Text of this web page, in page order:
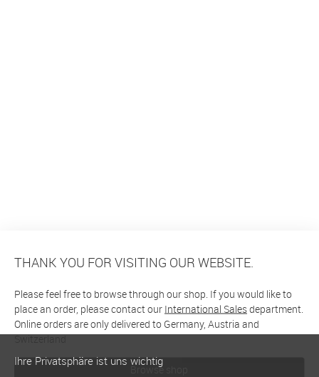
THANK YOU FOR VISITING OUR WEBSITE.
Please feel free to browse through our shop. If you would like to
place an order, please contact our International Salesdepartment.
Online orders are only delivered to Germany, Austria and
Switzerland
Browse shop
Ihre Privatsphäre ist uns wichtig